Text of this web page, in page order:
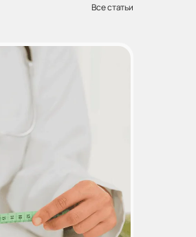
Все статьи